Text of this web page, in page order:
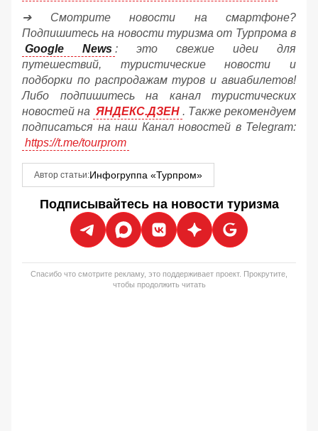
➔ Смотрите новости на смартфоне?
Подпишитесь на новости туризма от Турпрома в
Google News : это свежие идеи для
путешествий, туристические новости и
подборки по распродажам туров и авиабилетов!
Либо подпишитесь на канал туристических
новостей на ЯНДЕКС.ДЗЕН . Также рекомендуем
подписаться на наш Канал новостей в Telegram:
https://t.me/tourprom
Автор статьи:Инфогруппа «Турпром»
Подписывайтесь на новости туризма
Спасибо что смотрите рекламу, это поддерживает проект. Прокрутите,
чтобы продолжить читать